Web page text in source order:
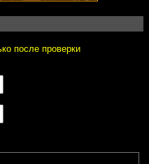
после проверки